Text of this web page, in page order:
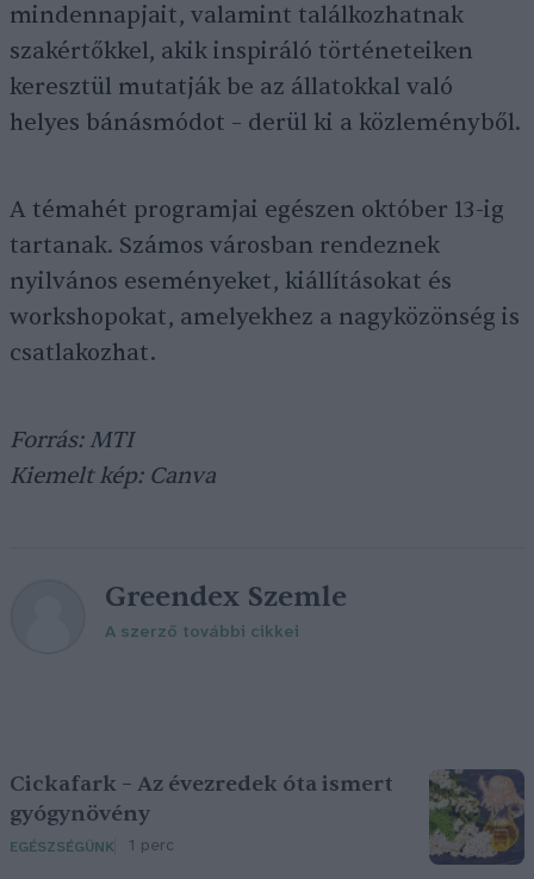
mindennapjait, valamint találkozhatnak
szakértőkkel, akik inspiráló történeteiken
keresztül mutatják be az állatokkal való
helyes bánásmódot – derül ki a közleményből.
A témahét programjai egészen október 13-ig
tartanak. Számos városban rendeznek
nyilvános eseményeket, kiállításokat és
workshopokat, amelyekhez a nagyközönség is
csatlakozhat.
Forrás: MTI
Kiemelt kép: Canva
Greendex Szemle
A szerző további cikkei
Cickafark – Az évezredek óta ismert
gyógynövény
EGÉSZSÉGÜNK 1 perc